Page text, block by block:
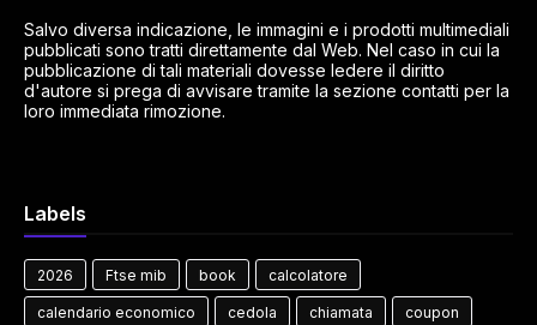
Salvo diversa indicazione, le immagini e i prodotti multimediali
pubblicati sono tratti direttamente dal Web. Nel caso in cui la
pubblicazione di tali materiali dovesse ledere il diritto
d'autore si prega di avvisare tramite la sezione contatti per la
loro immediata rimozione.
Labels
2026 Ftse mib book calcolatore
calendario economico cedola chiamata coupon